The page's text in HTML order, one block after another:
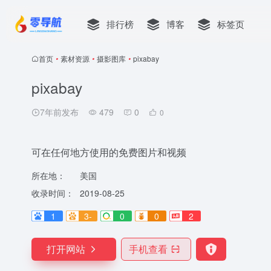
排行榜 博客 标签页
首页 • 素材资源 • 摄影图库 • pixabay
pixabay
7年前发布 479 0 0
可在任何地方使用的免费图片和视频
所在地：
美国
收录时间：
2019-08-25
1
3- 0 0 2
打开网站 手机查看